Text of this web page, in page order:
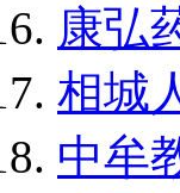
康弘
相城
中牟